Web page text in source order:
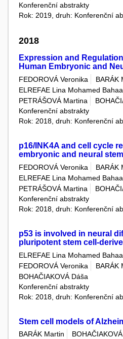
Konferenční abstrakty
Rok: 2019, druh: Konferenční
2018
Expression and
Human Embryonic and
FEDOROVÁ Veronika
BARÁK
ELREFAE Lina Mohamed
PETRÁŠOVÁ Martina
Konferenční abstrakty
Rok: 2018, druh: Konferenční
p16/INK4A and cell cycle
embryonic and neural stem
FEDOROVÁ Veronika
BARÁK
ELREFAE Lina Mohamed
PETRÁŠOVÁ Martina
Konferenční abstrakty
Rok: 2018, druh: Konferenční
p53 is involved in neural
pluripotent stem cell-
ELREFAE Lina Mohamed
FEDOROVÁ Veronika
BARÁK
BOHAČIAKOVÁ Dáša
Konferenční abstrakty
Rok: 2018, druh: Konferenční
Stem cell models of
BARÁK Martin